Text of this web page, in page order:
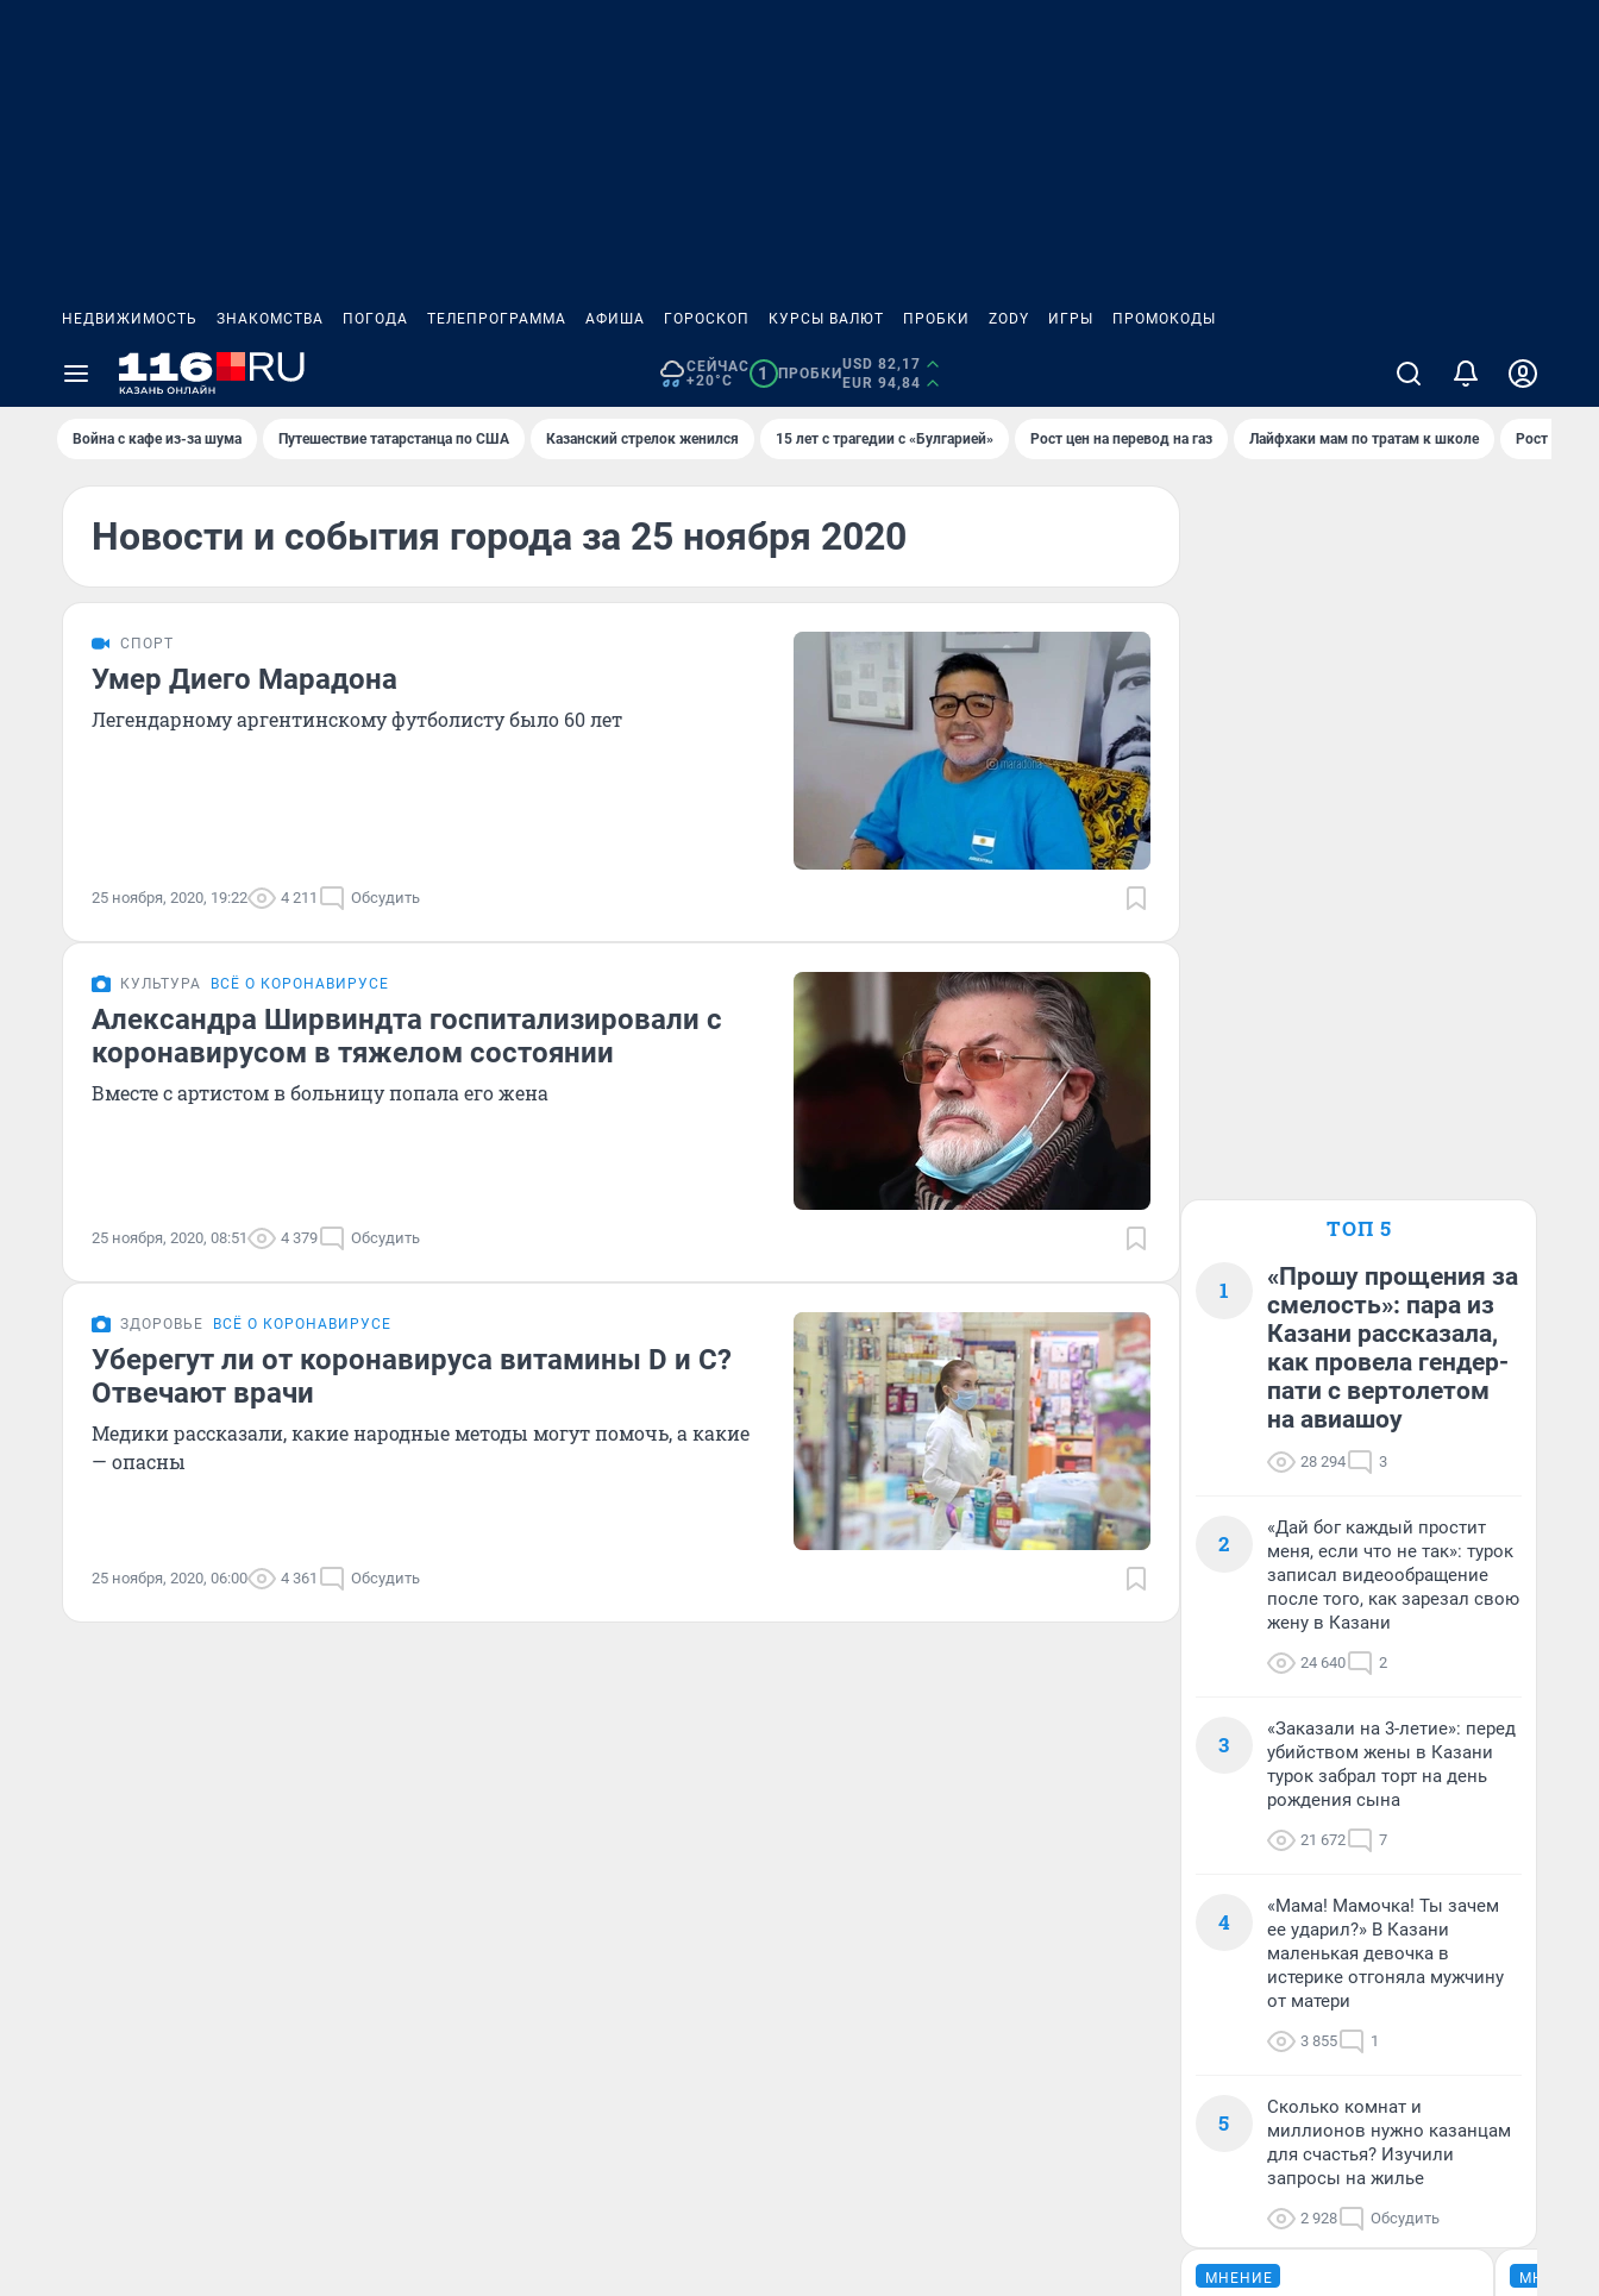
НЕДВИЖИМОСТЬ ЗНАКОМСТВА ПОГОДА ТЕЛЕПРОГРАММА АФИША ГОРОСКОП КУРСЫ ВАЛЮТ ПРОБКИ ZODY ИГРЫ ПРОМОКОДЫ
СЕЙЧАС
+20°C
1 ПРОБКИ
USD 82,17
EUR 94,84
Война с кафе из-за шума Путешествие татарстанца по США Казанский стрелок женился 15 лет с трагедии с «Булгарией» Рост цен на перевод на газ Лайфхаки мам по тратам к школе Рост цен на
Новости и события города за 25 ноября 2020
СПОРТ
Умер Диего Марадона
Легендарному аргентинскому футболисту было 60 лет
25 ноября, 2020, 19:22 4 211 Обсудить
КУЛЬТУРА ВСЁ О КОРОНАВИРУСЕ
Александра Ширвиндта госпитализировали с
коронавирусом в тяжелом состоянии
Вместе с артистом в больницу попала его жена
25 ноября, 2020, 08:51 4 379 Обсудить
ЗДОРОВЬЕ ВСЁ О КОРОНАВИРУСЕ
Уберегут ли от коронавируса витамины D и С?
Отвечают врачи
Медики рассказали, какие народные методы могут помочь, а какие
— опасны
25 ноября, 2020, 06:00 4 361 Обсудить
ТОП 5
1
«Прошу прощения за
смелость»: пара из
Казани рассказала,
как провела гендер-
пати с вертолетом
на авиашоу
28 294 3
2
«Дай бог каждый простит
меня, если что не так»: турок
записал видеообращение
после того, как зарезал свою
жену в Казани
24 640 2
3
«Заказали на 3-летие»: перед
убийством жены в Казани
турок забрал торт на день
рождения сына
21 672 7
4
«Мама! Мамочка! Ты зачем
ее ударил?» В Казани
маленькая девочка в
истерике отгоняла мужчину
от матери
3 855 1
5
Сколько комнат и
миллионов нужно казанцам
для счастья? Изучили
запросы на жилье
2 928 Обсудить
МНЕНИЕ МНЕНИЕ